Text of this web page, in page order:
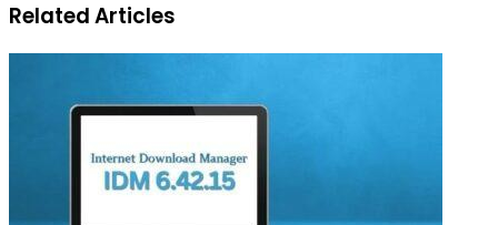
Related Articles